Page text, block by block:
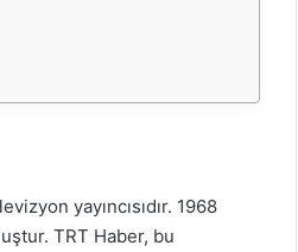
yayıncısıdır. 1968
TRT Haber, bu